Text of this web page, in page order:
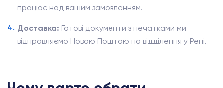
працює над вашим замовленням.
Доставка: Готові документи з печатками ми
відправляємо Новою Поштою на відділення у Рені.